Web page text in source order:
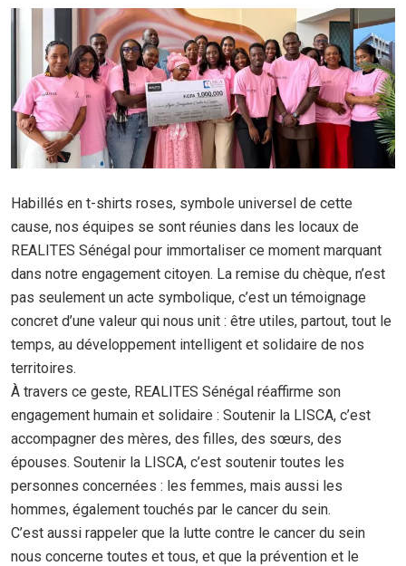
Habillés en t-shirts roses, symbole universel de cette
cause, nos équipes se sont réunies dans les locaux de
REALITES Sénégal pour immortaliser ce moment marquant
dans notre engagement citoyen. La remise du chèque, n’est
pas seulement un acte symbolique, c’est un témoignage
concret d’une valeur qui nous unit : être utiles, partout, tout le
temps, au développement intelligent et solidaire de nos
territoires.
À travers ce geste, REALITES Sénégal réaffirme son
engagement humain et solidaire : Soutenir la LISCA, c’est
accompagner des mères, des filles, des sœurs, des
épouses. Soutenir la LISCA, c’est soutenir toutes les
personnes concernées : les femmes, mais aussi les
hommes, également touchés par le cancer du sein.
C’est aussi rappeler que la lutte contre le cancer du sein
nous concerne toutes et tous, et que la prévention et le